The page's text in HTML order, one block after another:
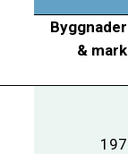
Byggnader
& mark
197